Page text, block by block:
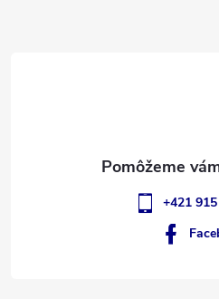
+421